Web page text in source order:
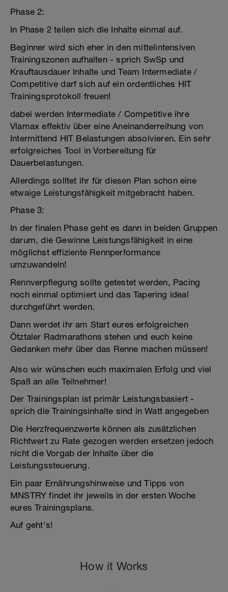
Phase 2:
In Phase 2 teilen sich die Inhalte einmal auf.
Beginner wird sich eher in den mittelintensiven
Trainingszonen aufhalten - sprich SwSp und
Krauftausdauer Inhalte und Team Intermediate /
Competitive darf sich auf ein ordentliches HIT
Trainingsprotokoll freuen!
dabei werden Intermediate / Competitive ihre
Vlamax effektiv über eine Aneinanderreihung von
Intermittend HIT Belastungen absolvieren. Ein sehr
erfolgreiches Tool in Vorbereitung für
Dauerbelastungen.
Allerdings solltet ihr für diesen Plan schon eine
etwaige Leistungsfähigkeit mitgebracht haben.
Phase 3:
In der finalen Phase geht es dann in beiden Gruppen
darum, die Gewinne Leistungsfähigkeit in eine
möglichst effiziente Rennperformance
umzuwandeln!
Rennverpflegung sollte getestet werden, Pacing
noch einmal optimiert und das Tapering ideal
durchgeführt werden.
Dann werdet ihr am Start eures erfolgreichen
Ötztaler Radmarathons stehen und euch keine
Gedanken mehr über das Renne machen müssen!
Also wir wünschen euch maximalen Erfolg und viel
Spaß an alle Teilnehmer!
Der Trainingsplan ist primär Leistungsbasiert -
sprich die Trainingsinhalte sind in Watt angegeben
Die Herzfrequenzwerte können als zusätzlichen
Richtwert zu Rate gezogen werden ersetzen jedoch
nicht die Vorgab der Inhalte über die
Leistungssteuerung.
Ein paar Ernährungshinweise und Tipps von
MNSTRY findet ihr jeweils in der ersten Woche
eures Trainingsplans.
Auf geht's!
How it Works